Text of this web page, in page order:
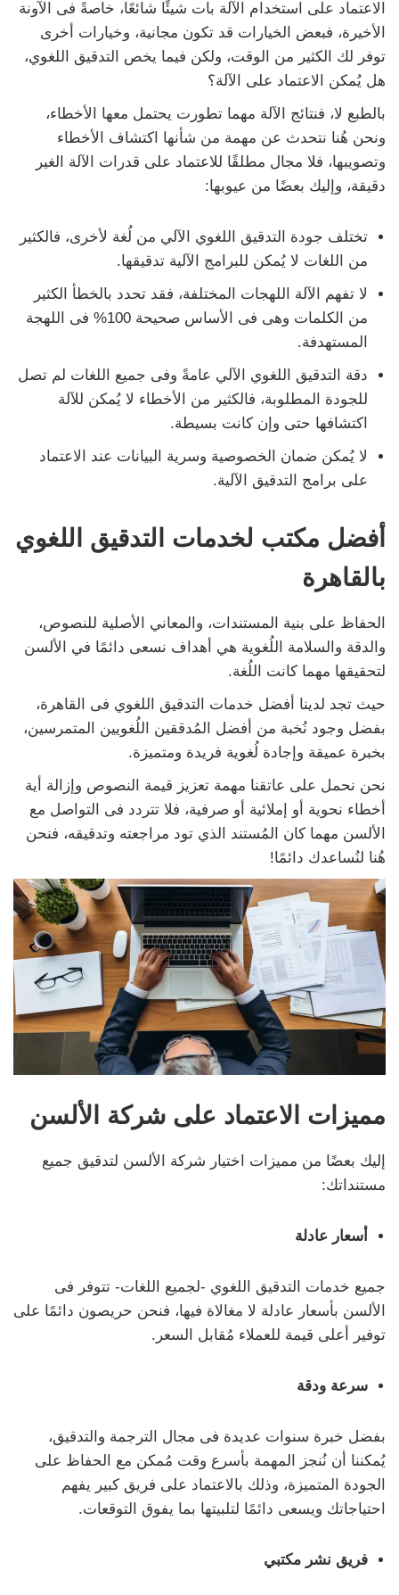
الاعتماد على استخدام الآلة بات شيئًا شائعًا، خاصةً فى الآونة
الأخيرة، فبعض الخيارات قد تكون مجانية، وخيارات أخرى
توفر لك الكثير من الوقت، ولكن فيما يخص التدقيق اللغوي،
هل يُمكن الاعتماد على الآلة؟
بالطبع لا، فنتائج الآلة مهما تطورت يحتمل معها الأخطاء،
ونحن هُنا نتحدث عن مهمة من شأنها اكتشاف الأخطاء
وتصويبها، فلا مجال مطلقًا للاعتماد على قدرات الآلة الغير
دقيقة، وإليك بعضًا من عيوبها:
تختلف جودة التدقيق اللغوي الآلي من لُغة لأخرى، فالكثير
من اللغات لا يُمكن للبرامج الآلية تدقيقها.
لا تفهم الآلة اللهجات المختلفة، فقد تحدد بالخطأ الكثير
من الكلمات وهى فى الأساس صحيحة 100% فى اللهجة
المستهدفة.
دقة التدقيق اللغوي الآلي عامةً وفى جميع اللغات لم تصل
للجودة المطلوبة، فالكثير من الأخطاء لا يُمكن للآلة
اكتشافها حتى وإن كانت بسيطة.
لا يُمكن ضمان الخصوصية وسرية البيانات عند الاعتماد
على برامج التدقيق الآلية.
أفضل مكتب لخدمات التدقيق اللغوي
بالقاهرة
الحفاظ على بنية المستندات، والمعاني الأصلية للنصوص،
والدقة والسلامة اللُغوية هي أهداف نسعى دائمًا في الألسن
لتحقيقها مهما كانت اللُغة.
حيث تجد لدينا أفضل خدمات التدقيق اللغوي فى القاهرة،
بفضل وجود نُخبة من أفضل المُدققين اللُغويين المتمرسين،
بخبرة عميقة وإجادة لُغوية فريدة ومتميزة.
نحن نحمل على عاتقنا مهمة تعزيز قيمة النصوص وإزالة أية
أخطاء نحوية أو إملائية أو صرفية، فلا تتردد فى التواصل مع
الألسن مهما كان المُستند الذي تود مراجعته وتدقيقه، فنحن
هُنا لنُساعدك دائمًا!
مميزات الاعتماد على شركة الألسن
إليك بعضًا من مميزات اختيار شركة الألسن لتدقيق جميع
مستنداتك:
أسعار عادلة
جميع خدمات التدقيق اللغوي -لجميع اللغات- تتوفر فى
الألسن بأسعار عادلة لا مغالاة فيها، فنحن حريصون دائمًا على
توفير أعلى قيمة للعملاء مُقابل السعر.
سرعة ودقة
بفضل خبرة سنوات عديدة فى مجال الترجمة والتدقيق،
يُمكننا أن نُنجز المهمة بأسرع وقت مُمكن مع الحفاظ على
الجودة المتميزة، وذلك بالاعتماد على فريق كبير يفهم
احتياجاتك ويسعى دائمًا لتلبيتها بما يفوق التوقعات.
فريق نشر مكتبي